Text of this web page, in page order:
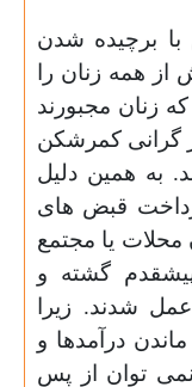
برچیده شدن
از همه زنان را
زنان مجبورند
گرانی کمرشکن
به همین دلیل
قبض های
محلات یا مجتمع
گشته و
شدند. زیرا
درآمدها و
نمی توان از پس